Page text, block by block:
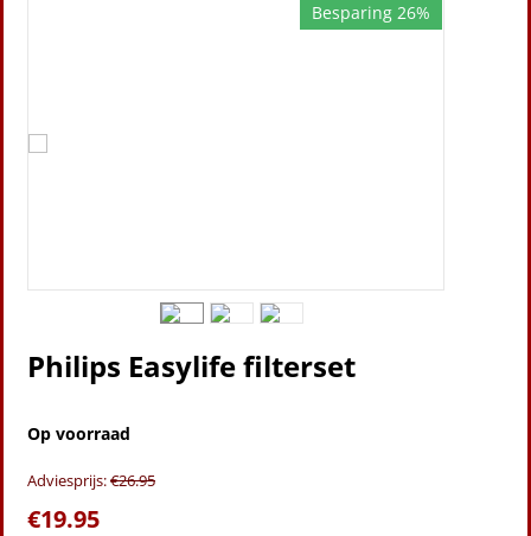
Besparing 26%
Philips Easylife filterset
Op voorraad
Adviesprijs:€26.95
€19.95